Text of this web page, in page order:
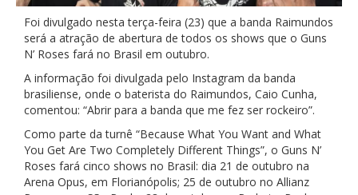
Foi divulgado nesta terça-feira (23) que a banda Raimundos
será a atração de abertura de todos os shows que o Guns
N’ Roses fará no Brasil em outubro.
A informação foi divulgada pelo Instagram da banda
brasiliense, onde o baterista do Raimundos, Caio Cunha,
comentou: “Abrir para a banda que me fez ser rockeiro”.
Como parte da turnê “Because What You Want and What
You Get Are Two Completely Different Things”, o Guns N’
Roses fará cinco shows no Brasil: dia 21 de outubro na
Arena Opus, em Florianópolis; 25 de outubro no Allianz